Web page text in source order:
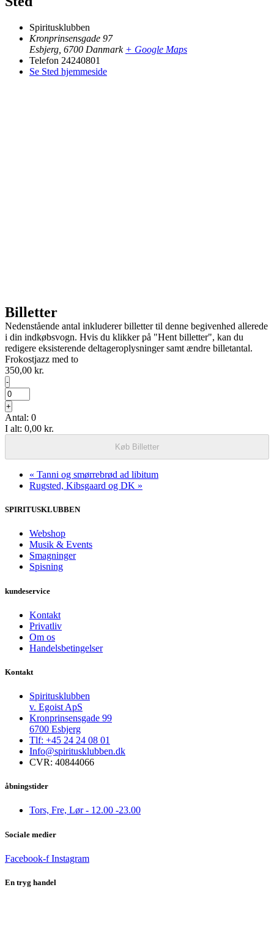
Spiritusklubben
Kronprinsensgade 97
Esbjerg 6700 Danmark + Google Maps
Telefon 24240801
Se Sted hjemmeside
Billetter
Nedenstående antal inkluderer billetter til denne begivenhed allerede
i din indkøbsvogn. Hvis du klikker på "Hent billetter", kan du
redigere eksisterende deltageroplysninger samt ændre billetantal.
Frokostjazz med to
350,00 kr.
Formindsk
billetantal
for
Frokostjazz
med
to
-
Antal
Øg
billetantallet
for
Frokostjazz
+
Antal: 0
I alt: 0,00 kr.
Køb Billetter
« Tanni og smørrebrød ad libitum
Rugsted, Kibsgaard og DK »
SPIRITUSKLUBBEN
Webshop
Musik & Events
Smagninger
Spisning
kundeservice
Kontakt
Privatliv
Om os
Handelsbetingelser
Kontakt
Spiritusklubben
v. Egoist ApS
Kronprinsensgade 99
6700 Esbjerg
Tlf: +45 24 24 08 01
Info@spiritusklubben.dk
CVR: 40844066
åbningstider
Tors, Fre, Lør - 12.00 -23.00
Sociale medier
Facebook-f Instagram
En tryg handel